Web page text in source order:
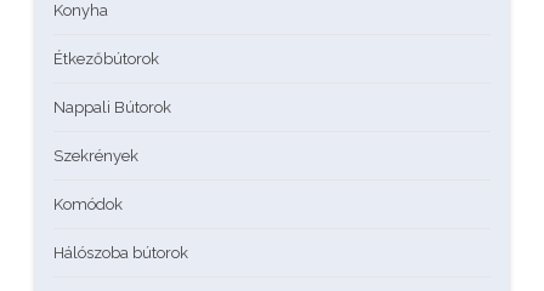
Konyha
Étkezőbútorok
Nappali Bútorok
Szekrények
Komódok
Hálószoba bútorok